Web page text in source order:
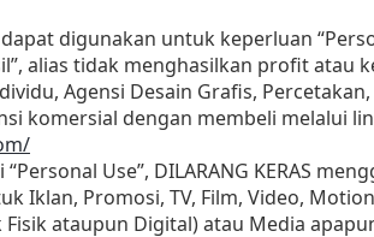
digunakan untuk keperluan
alias tidak menghasilkan profit
Agensi Desain Grafis,
komersial dengan membeli melalui
“Personal Use”, DILARANG KERAS
Iklan, Promosi, TV, Film, Video,
Fisik ataupun Digital) atau Media